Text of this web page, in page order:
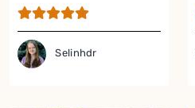
Selinhdr